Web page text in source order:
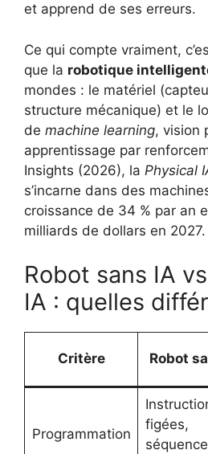
et apprend de ses erreurs.
Ce qui compte vraiment,
que la robotique
mondes : le matériel
structure mécanique) et le
de machine learning, vision
apprentissage par
Insights (2026), la Physical
s’incarne dans des
croissance de 34 % par an
milliards de dollars en 2027.
Robot sans IA
IA : quelles
Critère Robot
Programmation
figées,